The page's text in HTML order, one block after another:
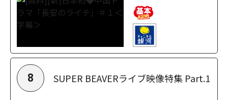
8 SUPER BEAVERライブ映像特集 Part.1